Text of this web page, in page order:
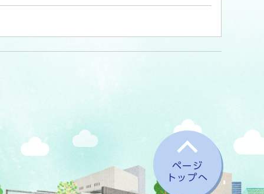
ページ
トップへ